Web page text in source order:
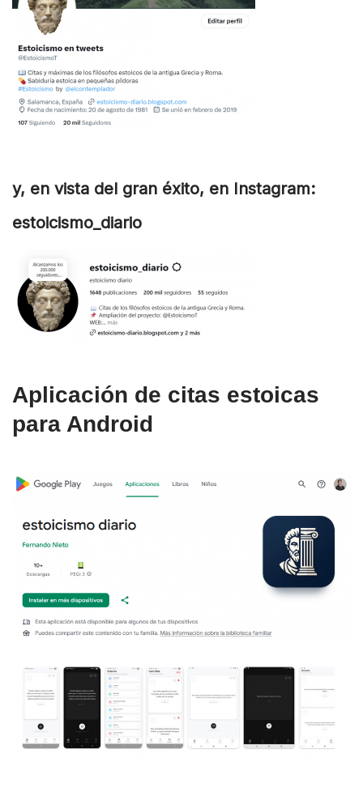
y, en vista del gran éxito, en Instagram:
estoicismo_diario
Aplicación de citas estoicas
para Android